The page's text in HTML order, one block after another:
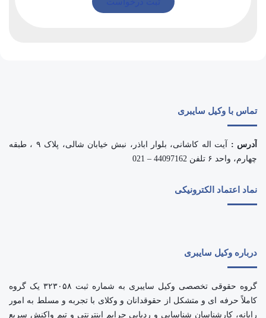
تماس با وکیل سایبری
آدرس :
آیت اله کاشانی، بلوار اباذر، نبش خیابان شالی، پلاک ۹ ، طبقه
چهارم، واحد ۶ تلفن 44097162 – 021
نماد اعتماد الکترونیکی
درباره وکیل سایبری
گروه حقوقی تخصصی وکیل سایبری به شماره ثبت ۳۲۳۰۵۸ یک گروه
کاملاً حرفه ای و متشکل از حقوقدانان و وکلای با تجربه و مسلط به امور
رایانه، کارشناسان شناسایی و ردیابی جرایم اینترنتی و تیم واکنش سریع